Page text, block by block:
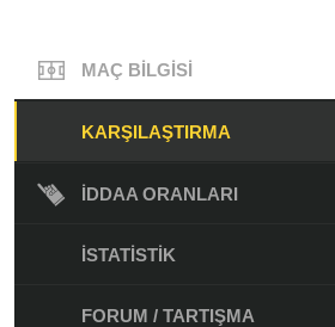
MAÇ BILGISI
KARŞILAŞTIRMA
İDDAA ORANLARI
İSTATISTIK
FORUM / TARTIŞMA